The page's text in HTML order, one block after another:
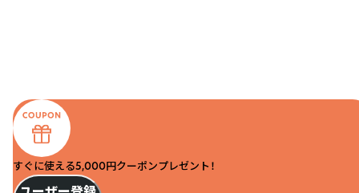
すぐに使える5,000円クーポンプレゼント！